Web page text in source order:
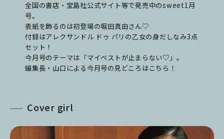
全国の書店・宝島社公式サイト等で発売中のsweet1月
号。
表紙を飾るのは初登場の堀田真由さん♡
付録はアレクサンドル ドゥ パリの乙女の身だしなみ3点
セット ！
今月号のテーマは「マイベストが止まらない♡」。
編集長・山口による今月号の見どころはこちら！
Cover girl